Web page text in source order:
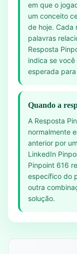
em que o
um conceito
de hoje. Cada
palavras
Resposta
indica se
esperada
Quando a
A Resposta
normalmente
anterior por
LinkedIn
Pinpoint 616
específico do
outra
solução.